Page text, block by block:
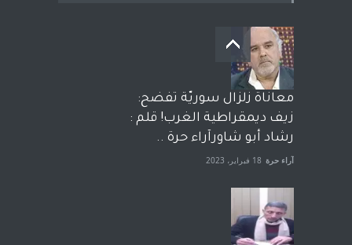
معاناة زلزال سوريّة تفضح:
زيف ديمقراطية الغرب! قلم :
رشاد أبو شاورآراء حرة ..
آراء حرة 18 فبراير، 2023